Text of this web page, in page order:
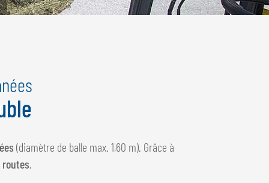
(diamètre de balle max. 1,60 m). Grâce à